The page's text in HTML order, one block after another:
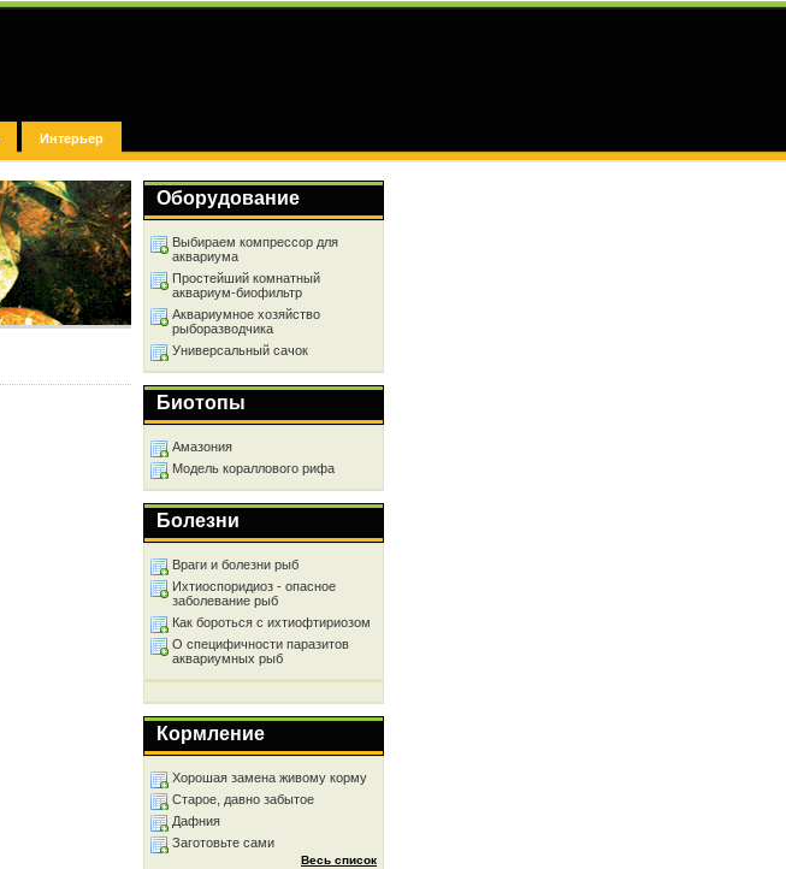
Интерьер
Оборудование
Выбираем компрессор для
аквариума
Простейший комнатный
аквариум-биофильтр
Аквариумное хозяйство
рыборазводчика
Универсальный сачок
Биотопы
Амазония
Модель кораллового рифа
Болезни
Враги и болезни рыб
Ихтиоспоридиоз - опасное
заболевание рыб
Как бороться с ихтиофтириозом
О специфичности паразитов
аквариумных рыб
Кормление
Хорошая замена живому корму
Старое, давно забытое
Дафния
Заготовьте сами
Весь список